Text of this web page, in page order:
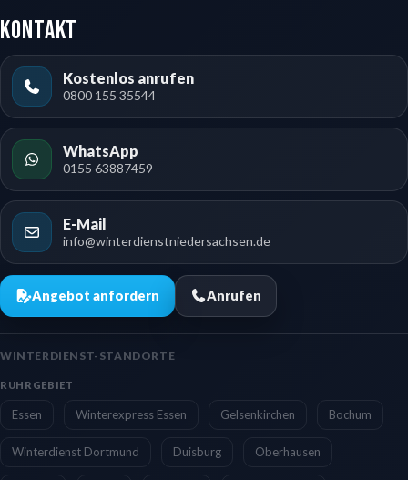
Kontakt
Kostenlos anrufen
0800 155 35544
WhatsApp
0155 63887459
E-Mail
info@winterdienstniedersachsen.de
Angebot anfordern Anrufen
WINTERDIENST-STANDORTE
RUHRGEBIET
Essen Winterexpress Essen Gelsenkirchen Bochum
Winterdienst Dortmund Duisburg Oberhausen